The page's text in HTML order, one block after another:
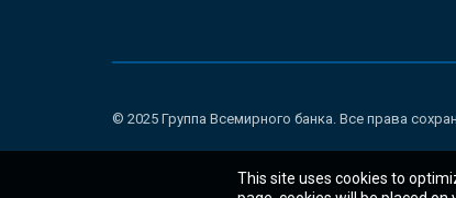
© 2025 Группа Всемирного банка. Все права
This site uses cookies to